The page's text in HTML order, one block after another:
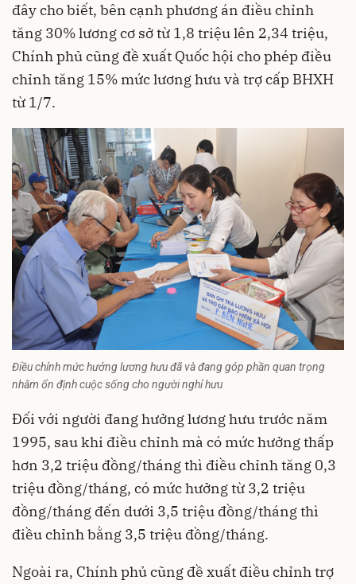
đây cho biết, bên cạnh phương án điều chỉnh
tăng 30% lương cơ sở từ 1,8 triệu lên 2,34 triệu,
Chính phủ cũng đề xuất Quốc hội cho phép điều
chỉnh tăng 15% mức lương hưu và trợ cấp BHXH
từ 1/7.
Điều chỉnh mức hưởng lương hưu đã và đang góp phần quan trọng
nhằm ổn định cuộc sống cho người nghỉ hưu
Đối với người đang hưởng lương hưu trước năm
1995, sau khi điều chỉnh mà có mức hưởng thấp
hơn 3,2 triệu đồng/tháng thì điều chỉnh tăng 0,3
triệu đồng/tháng, có mức hưởng từ 3,2 triệu
đồng/tháng đến dưới 3,5 triệu đồng/tháng thì
điều chỉnh bằng 3,5 triệu đồng/tháng.
Ngoài ra, Chính phủ cũng đề xuất điều chỉnh trợ